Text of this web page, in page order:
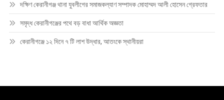
দক্ষিণ কেরানীগঞ্জ থানা যুবলীগের সমাজকল্যাণ সম্পাদক মোহাম্মদ আলী হোসেন গ্রেফতার
সমৃদ্ধ কেরানীগঞ্জের পথে বড় বাধা আর্থিক অজ্ঞতা
কেরানীগঞ্জে ১২ দিনে ৭ টি লাশ উদ্ধার, আতংকে স্থানীয়রা